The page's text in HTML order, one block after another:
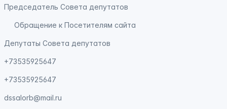
Председатель Совета депутатов
Обращение к Посетителям сайта
Депутаты Совета депутатов
+73535925647
+73535925647
dssalorb@mail.ru